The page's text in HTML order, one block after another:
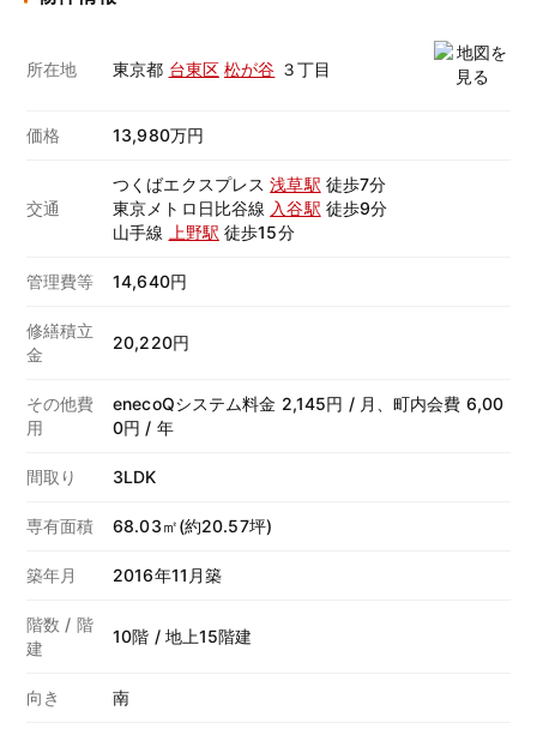
所在地 東京都 台東区 松が谷 ３丁目
価格 13,980万円
交通
つくばエクスプレス浅草駅 徒歩7分
東京メトロ日比谷線 入谷駅 徒歩9分
山手線
上野駅 徒歩15分
管理費等 14,640円
修繕積立
金
20,220円
その他費
用
enecoQシステム料金 2,145円 / 月、町内会費 6,00
0円 / 年
間取り 3LDK
専有面積 68.03㎡(約20.57坪)
築年月 2016年11月築
階数 / 階
建
10階 / 地上15階建
向き 南